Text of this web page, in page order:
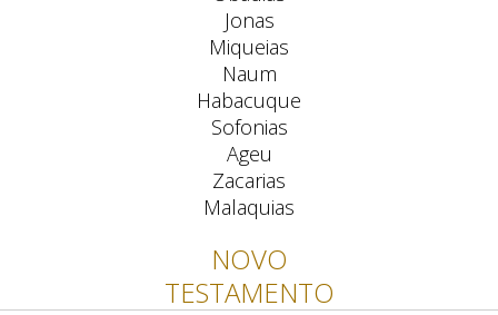
Jonas
Miqueias
Naum
Habacuque
Sofonias
Ageu
Zacarias
Malaquias
NOVO
TESTAMENTO